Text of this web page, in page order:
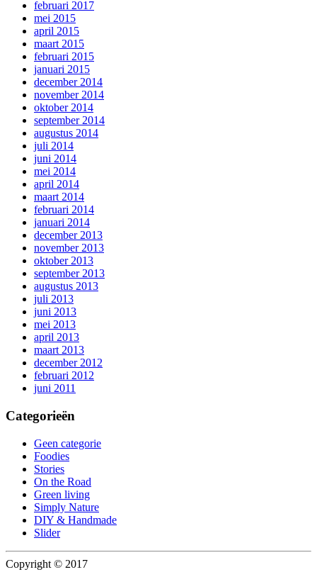
februari 2017
mei 2015
april 2015
maart 2015
februari 2015
januari 2015
december 2014
november 2014
oktober 2014
september 2014
augustus 2014
juli 2014
juni 2014
mei 2014
april 2014
maart 2014
februari 2014
januari 2014
december 2013
november 2013
oktober 2013
september 2013
augustus 2013
juli 2013
juni 2013
mei 2013
april 2013
maart 2013
december 2012
februari 2012
juni 2011
Categorieën
Geen categorie
Foodies
Stories
On the Road
Green living
Simply Nature
DIY & Handmade
Slider
Copyright © 2017